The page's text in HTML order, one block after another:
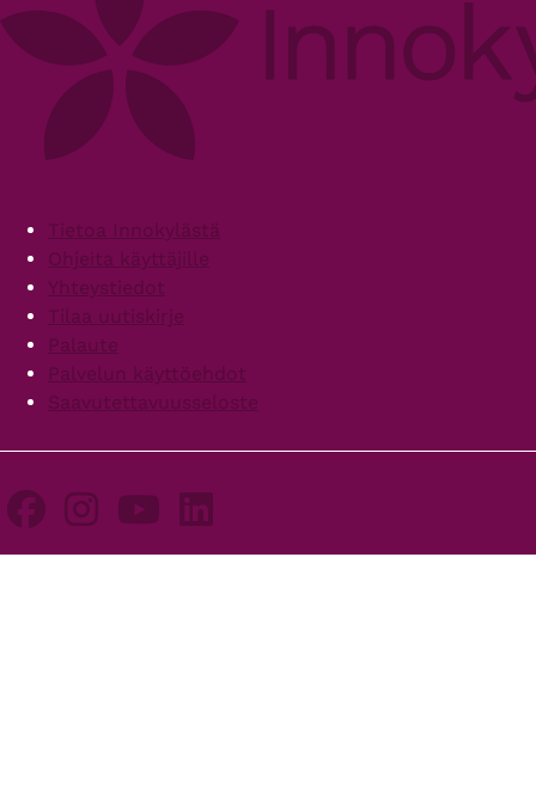
FooterTietoa Innokylästä
Ohjeita käyttäjille
Yhteystiedot
Tilaa uutiskirje
Palaute
Palvelun käyttöehdot
Saavutettavuusseloste